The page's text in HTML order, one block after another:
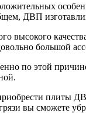
ДВП
высокого
большой
по этой
плиты
вы сможете